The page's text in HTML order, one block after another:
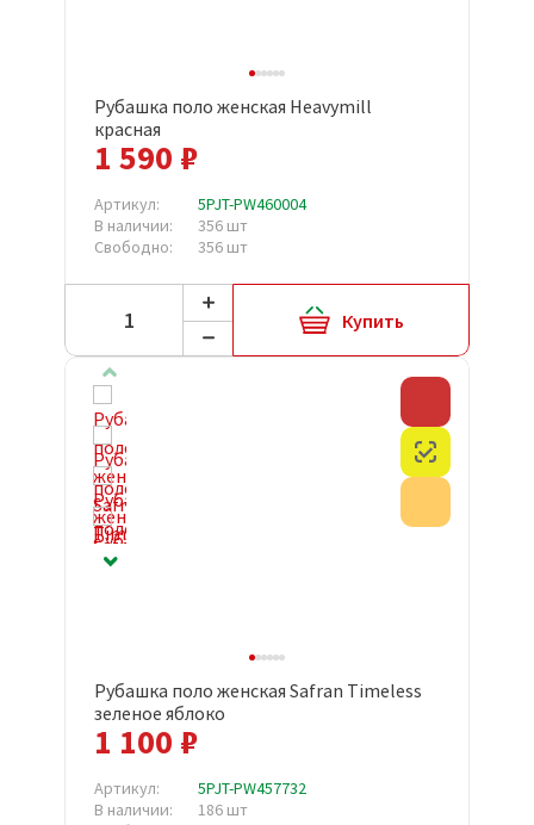
Рубашка поло женская Heavymill
красная
1 590 ₽
Артикул:
5PJT-PW460004
В наличии:
356 шт
Свободно:
356 шт
Купить
Рубашка поло женская Safran Timeless
зеленое яблоко
1 100 ₽
Артикул:
5PJT-PW457732
В наличии:
186 шт